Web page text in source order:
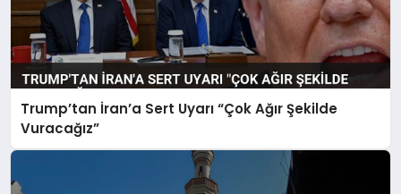
Trump’tan İran’a Sert Uyarı “Çok Ağır Şekilde
Vuracağız”